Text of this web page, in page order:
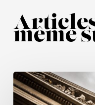
même
Suspension
(à